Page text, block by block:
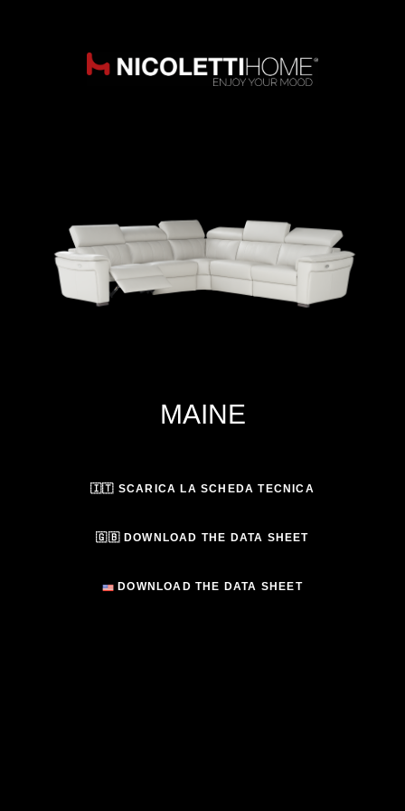
MAINE
🇮🇹 SCARICA LA SCHEDA TECNICA
🇬🇧 DOWNLOAD THE DATA SHEET
DOWNLOAD THE DATA SHEET